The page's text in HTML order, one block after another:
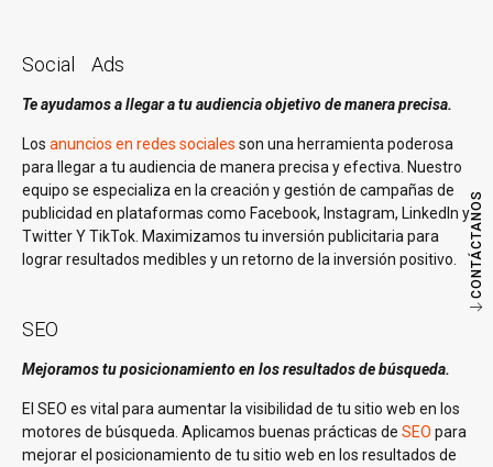
CONTÁCTANOS
Social Ads
Te ayudamos a llegar a tu audiencia objetivo de manera precisa.
Los anuncios en redes sociales son una herramienta poderosa
para llegar a tu audiencia de manera precisa y efectiva. Nuestro
equipo se especializa en la creación y gestión de campañas de
publicidad en plataformas como Facebook, Instagram, LinkedIn y
Twitter Y TikTok. Maximizamos tu inversión publicitaria para
lograr resultados medibles y un retorno de la inversión positivo.
SEO
Mejoramos tu posicionamiento en los resultados de búsqueda.
El SEO es vital para aumentar la visibilidad de tu sitio web en los
motores de búsqueda. Aplicamos buenas prácticas de SEO para
mejorar el posicionamiento de tu sitio web en los resultados de